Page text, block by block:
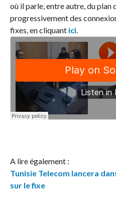
où il parle, entre autre, du
progressivement des
fixes, en cliquant ici.
A lire également :
Tunisie Telecom lancera
sur le fixe